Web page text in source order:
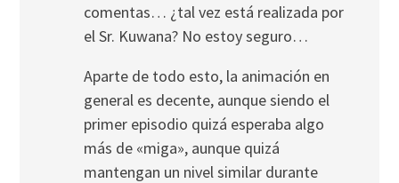
comentas… ¿tal vez está realizada por
el Sr. Kuwana? No estoy seguro…
Aparte de todo esto, la animación en
general es decente, aunque siendo el
primer episodio quizá esperaba algo
más de «miga», aunque quizá
mantengan un nivel similar durante